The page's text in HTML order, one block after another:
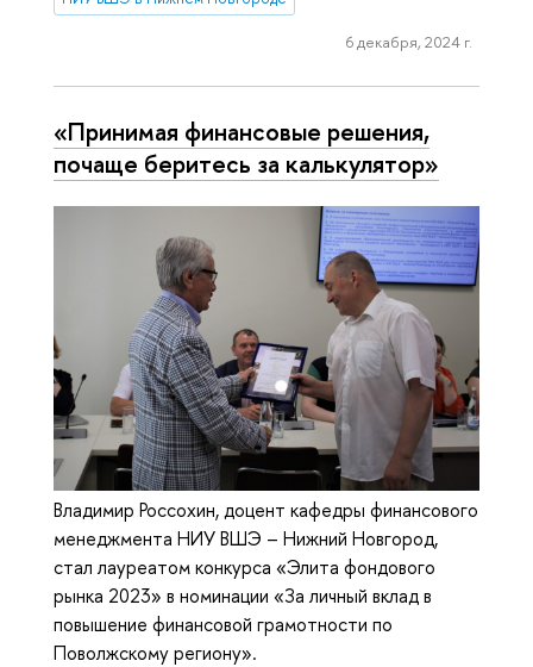
6 декабря, 2024 г.
«Принимая финансовые решения,
почаще беритесь за калькулятор»
Владимир Россохин, доцент кафедры финансового
менеджмента НИУ ВШЭ – Нижний Новгород,
стал лауреатом конкурса «Элита фондового
рынка 2023» в номинации «За личный вклад в
повышение финансовой грамотности по
Поволжскому региону».